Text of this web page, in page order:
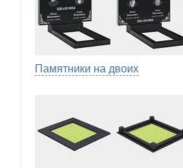
Памятники на двоих